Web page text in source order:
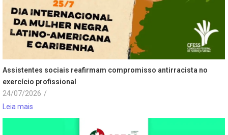
Assistentes sociais reafirmam compromisso antirracista no
exercício profissional
24/07/2026 /
Leia mais